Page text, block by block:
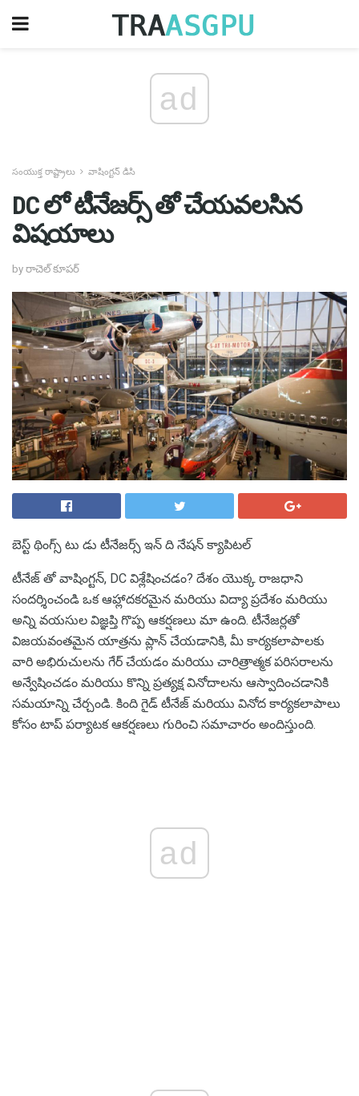
ad
సంయుక్త రాష్ట్రాలు వాషింగ్టన్ డిసి
DC లో టీనేజర్స్ తో చేయవలసిన
విషయాలు
by రాచెల్ కూపర్
బెస్ట్ థింగ్స్ టు డు టీనేజర్స్ ఇన్ ది నేషన్ క్యాపిటల్
టీనేజ్ తో వాషింగ్టన్, DC విశ్లేషించడం? దేశం యొక్క రాజధాని
సందర్శించండి ఒక ఆహ్లాదకరమైన మరియు విద్యా ప్రదేశం మరియు
అన్ని వయసుల విజ్ఞప్తి గొప్ప ఆకర్షణలు మా ఉంది. టీనేజర్లతో
విజయవంతమైన యాత్రను ప్లాన్ చేయడానికి, మీ కార్యకలాపాలకు
వారి అభిరుచులను గేర్ చేయడం మరియు చారిత్రాత్మక పరిసరాలను
అన్వేషించడం మరియు కొన్ని ప్రత్యక్ష వినోదాలను ఆస్వాదించడానికి
సమయాన్ని చేర్చండి. కింది గైడ్ టీనేజ్ మరియు వినోద కార్యకలాపాలు
కోసం టాప్ పర్యాటక ఆకర్షణలు గురించి సమాచారం అందిస్తుంది.
ad